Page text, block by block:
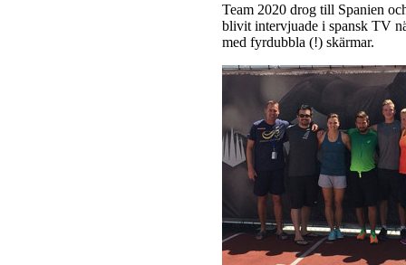
Team 2020 drog till Spanien
blivit intervjuade i spansk TV
med fyrdubbla (!) skärmar.